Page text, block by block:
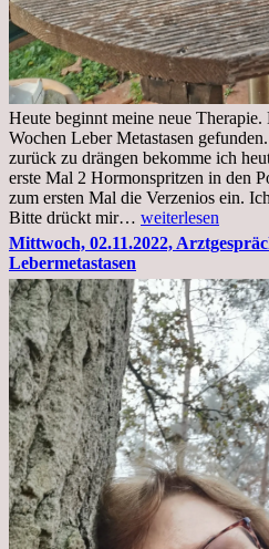
Heute beginnt meine neue
Wochen Leber Metastasen
zurück zu drängen bekomme ich
erste Mal 2 Hormonspritzen in den
zum ersten Mal die Verzenios ein.
Bitte drückt mir… Mittwoch,
09.11.2022
weiterlesen
Mittwoch, 02.11.2022,
Lebermetastasen